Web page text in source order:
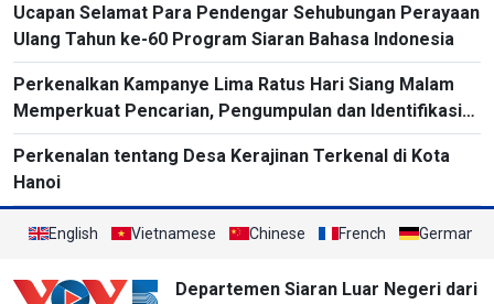
Ucapan Selamat Para Pendengar Sehubungan Perayaan
Ulang Tahun ke-60 Program Siaran Bahasa Indonesia
Perkenalkan Kampanye Lima Ratus Hari Siang Malam
Memperkuat Pencarian, Pengumpulan dan Identifikasi
Nama dan Informasi Pribadi Pahlawan
Perkenalan tentang Desa Kerajinan Terkenal di Kota
Hanoi
English Vietnamese Chinese French German
Departemen Siaran Luar Negeri dari